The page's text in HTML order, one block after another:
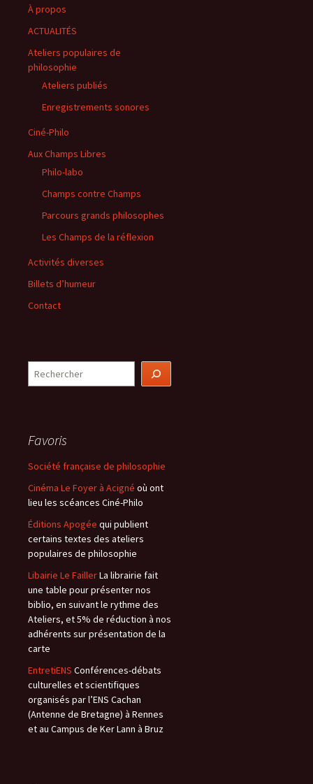
À propos
ACTUALITÉS
Ateliers populaires de
philosophie
Ateliers publiés
Enregistrements sonores
Ciné-Philo
Aux Champs Libres
Philo-labo
Champs contre Champs
Parcours grands philosophes
Les Champs de la réflexion
Activités diverses
Billets d’humeur
Contact
Rechercher
Favoris
Société française de philosophie
Cinéma Le Foyer à Acigné où ont
lieu les scéances Ciné-Philo
Éditions Apogée qui publient
certains textes des ateliers
populaires de philosophie
Libairie Le FaillerLa librairie fait
une table pour présenter nos
biblio, en suivant le rythme des
Ateliers, et 5% de réduction à nos
adhérents sur présentation de la
carte
EntretiENS Conférences-débats
culturelles et scientifiques
organisés par l’ENS Cachan
(Antenne de Bretagne) à Rennes
et au Campus de Ker Lann à Bruz